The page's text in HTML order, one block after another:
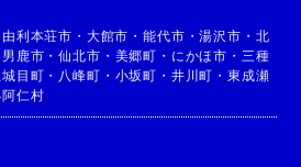
由利本荘市 ・ 大館市 ・能代市 ・湯沢市 ・ 北
男鹿市 ・仙北市 ・ 美郷町 ・ にかほ市 ・ 三種
目町 ・ 八峰町 ・ 小坂町 ・ 井川町 ・ 東成瀬
阿仁村